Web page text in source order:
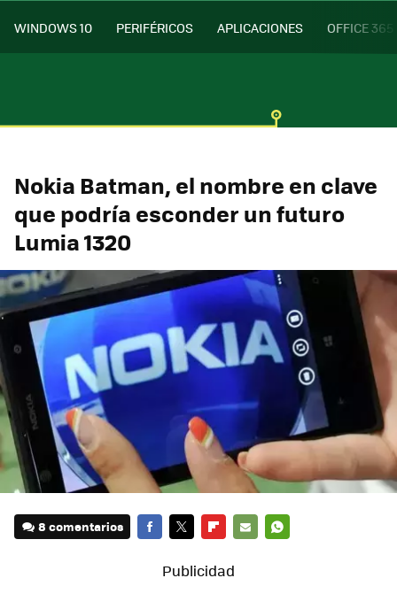
WINDOWS 10 PERIFÉRICOS APLICACIONES OFFICE 365
Nokia Batman, el nombre en clave
que podría esconder un futuro
Lumia 1320
8 comentarios
MAIL